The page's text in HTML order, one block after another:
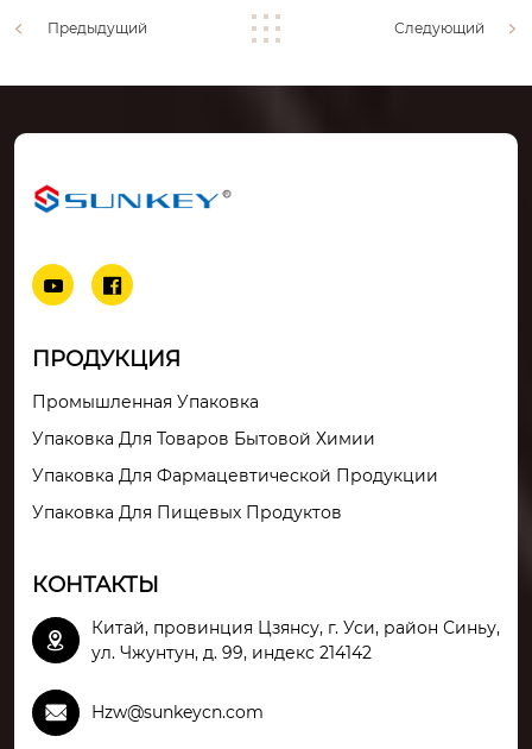
Предыдущий Следующий
 
ПРОДУКЦИЯ
Промышленная Упаковка
Упаковка Для Товаров Бытовой Химии
Упаковка Для Фармацевтической Продукции
Упаковка Для Пищевых Продуктов
КОНТАКТЫ

Китай, провинция Цзянсу, г. Уси, район Синьу,
ул. Чжунтун, д. 99, индекс 214142
 Hzw@sunkeycn.com